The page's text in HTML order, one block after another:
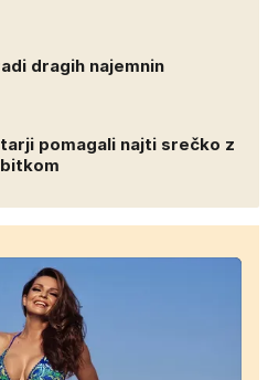
dragih najemnin
pomagali najti srečko z